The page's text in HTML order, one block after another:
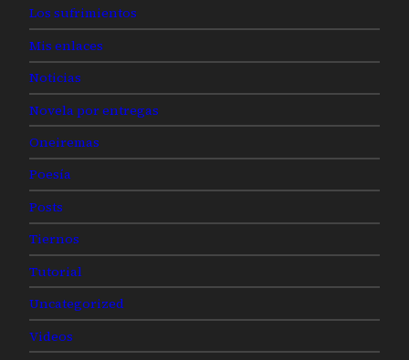
Los sufrimientos
Mis enlaces
Noticias
Novela por entregas
Oneiremas
Poesía
Posts
Tiernos
Tutorial
Uncategorized
Videos